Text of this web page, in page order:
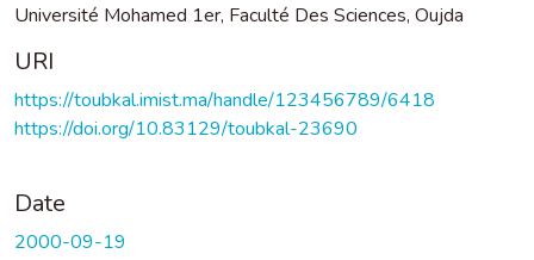
Université Mohamed 1er, Faculté Des Sciences, Oujda
URI
https://toubkal.imist.ma/handle/123456789/6418
https://doi.org/10.83129/toubkal-23690
Date
2000-09-19